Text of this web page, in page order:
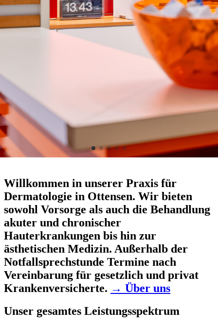
Willkommen in unserer Praxis für
Dermatologie in Ottensen. Wir bieten
sowohl Vorsorge als auch die Behandlung
akuter und chronischer
Hauterkrankungen bis hin zur
ästhetischen Medizin. Außerhalb der
Notfallsprechstunde Termine nach
Vereinbarung für gesetzlich und privat
Krankenversicherte. → Über uns
Unser gesamtes Leistungsspektrum